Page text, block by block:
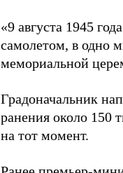
«9 августа 1945
самолетом, в одно
мемориальной
Градоначальник
ранения около 150
на тот момент.